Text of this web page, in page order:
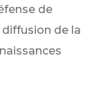
de
de la